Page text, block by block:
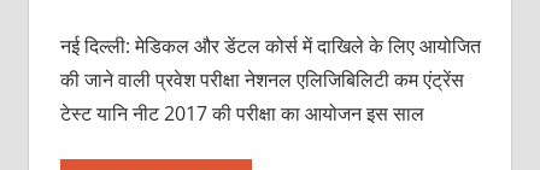
नई दिल्‍ली: मेडिकल और डेंटल कोर्स में दाखिले के लिए आयोजित
की जाने वाली प्रवेश परीक्षा नेशनल एलिजिबिलिटी कम एंट्रेंस
टेस्ट यानि नीट 2017 की परीक्षा का आयोजन इस साल